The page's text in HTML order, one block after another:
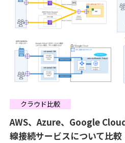
クラウド比較
AWS、Azure、Google
線接続サービスについて比較